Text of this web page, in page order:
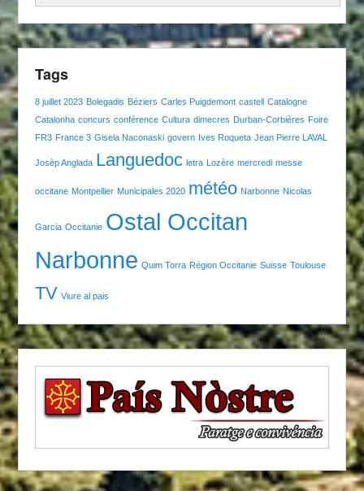
Tags
8 juillet 2023 Bolegadis Béziers Carles Puigdemont castell
Catalogne
Catalonha concurs conférence Cultura dimecres Durban-Corbières Foire
FR3 France 3 Gisela Naconaski govern Ives Roqueta Jean Pierre LAVAL
Josèp Anglada Languedoc letra Lozère mercredi messe
occitane Montpellier Municipales 2020 météo Narbonne Nicolas
Garcia Occitanie Ostal Occitan
Narbonne Quim Torra Région Occitanie Suisse Toulouse
TV Viure al pais